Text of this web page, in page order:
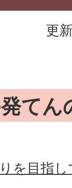
更
てん
を目指し